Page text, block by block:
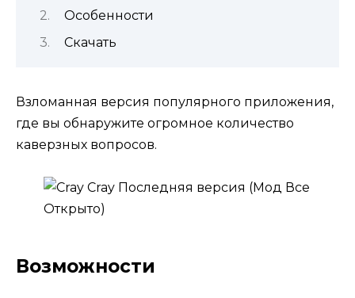
Особенности
Скачать
Взломанная версия популярного приложения,
где вы обнаружите огромное количество
каверзных вопросов.
Возможности